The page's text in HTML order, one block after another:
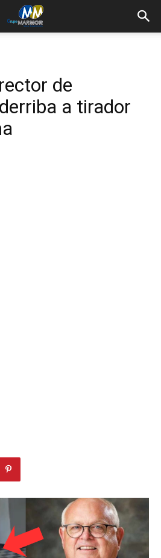
de
a tirador